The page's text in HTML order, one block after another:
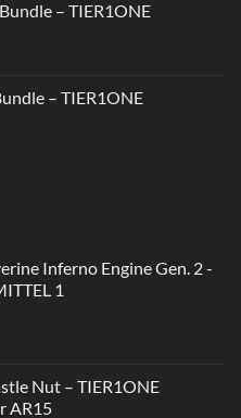
– TIER1ONE
– TIER1ONE
Inferno Engine Gen. 2 -
1
Nut – TIER1ONE
AR15